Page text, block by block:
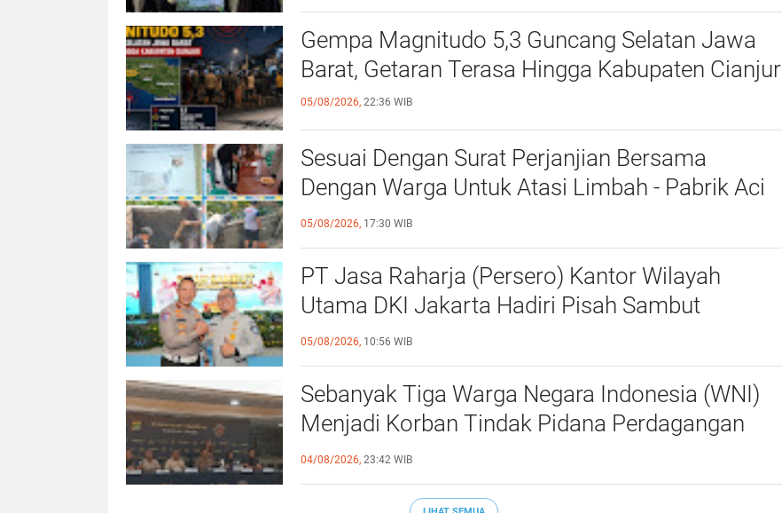
Gempa Magnitudo 5,3 Guncang Selatan Jawa
Barat, Getaran Terasa Hingga Kabupaten Cianjur
05/08/2026, 22:36 WIB
Sesuai Dengan Surat Perjanjian Bersama
Dengan Warga Untuk Atasi Limbah - Pabrik Aci
Giat Perbaiki Kobak Penampungan Air
05/08/2026, 17:30 WIB
PT Jasa Raharja (Persero) Kantor Wilayah
Utama DKI Jakarta Hadiri Pisah Sambut
Direktur Lalu Lintas Polda Metro Jaya
05/08/2026, 10:56 WIB
Sebanyak Tiga Warga Negara Indonesia (WNI)
Menjadi Korban Tindak Pidana Perdagangan
Orang (TPPO) di Libya Berhasil Dipulangkan Ke -
Indonesia. Mereka
04/08/2026, 23:42 WIB